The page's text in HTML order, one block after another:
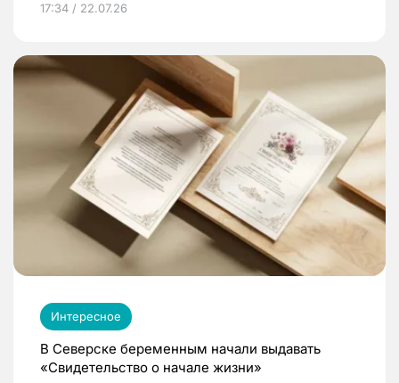
17:34 / 22.07.26
Интересное
В Северске беременным начали выдавать
«Свидетельство о начале жизни»